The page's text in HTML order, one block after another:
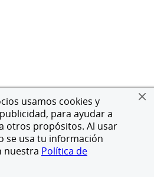
usamos cookies y
para ayudar a
otros propósitos. Al usar
se usa tu información
nuestra Política de